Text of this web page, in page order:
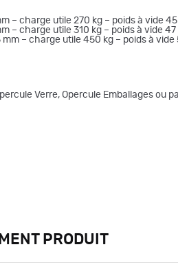
– charge utile 270 kg – poids à vide
– charge utile 310 kg – poids à vide 47
mm – charge utile 450 kg – poids à vide
Verre, Opercule Emballages ou
PRODUIT